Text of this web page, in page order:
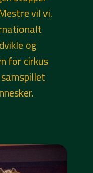
vil vi.
og
for cirkus